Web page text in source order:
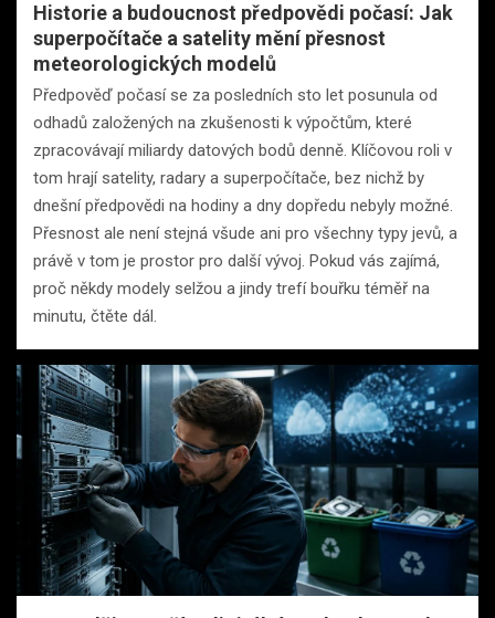
Historie a budoucnost předpovědi počasí: Jak
superpočítače a satelity mění přesnost
meteorologických modelů
Předpověď počasí se za posledních sto let posunula od
odhadů založených na zkušenosti k výpočtům, které
zpracovávají miliardy datových bodů denně. Klíčovou roli v
tom hrají satelity, radary a superpočítače, bez nichž by
dnešní předpovědi na hodiny a dny dopředu nebyly možné.
Přesnost ale není stejná všude ani pro všechny typy jevů, a
právě v tom je prostor pro další vývoj. Pokud vás zajímá,
proč někdy modely selžou a jindy trefí bouřku téměř na
minutu, čtěte dál.